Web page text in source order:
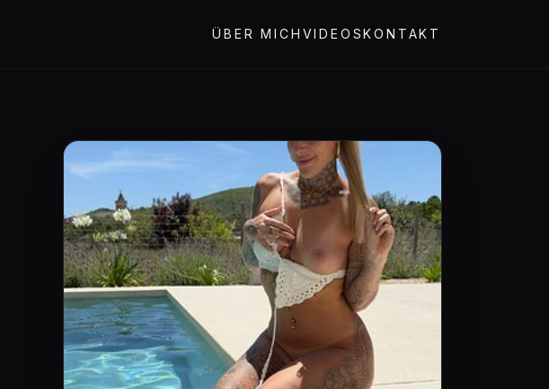
ÜBER MICH VIDEOSKONTAKT